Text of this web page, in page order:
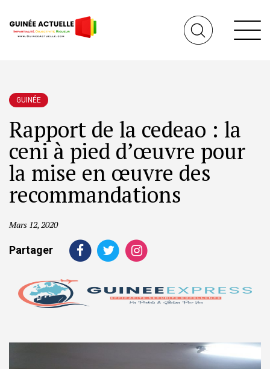
GUINÉE
Rapport de la cedeao : la
ceni à pied d’œuvre pour
la mise en œuvre des
recommandations
Mars 12, 2020
Partager